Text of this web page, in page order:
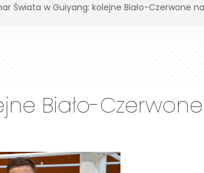
Świata w Guiyang: kolejne Biało-Czerwone
Biało-